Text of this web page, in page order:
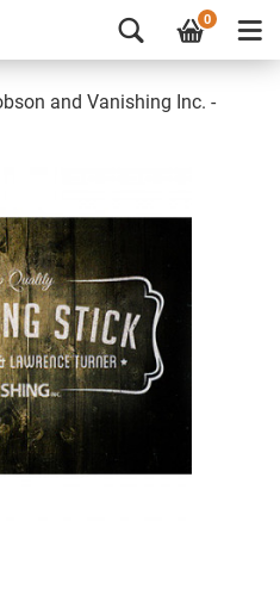
0
and Vanishing Inc. -